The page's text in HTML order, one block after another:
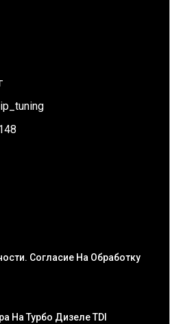
Согласие На Обработку
На Турбо Дизеле TDI